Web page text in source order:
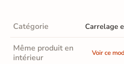
Catégorie Carrelage
Même produit en
intérieur
Voir ce